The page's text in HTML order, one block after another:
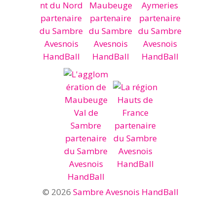
© 2026 Sambre Avesnois HandBall